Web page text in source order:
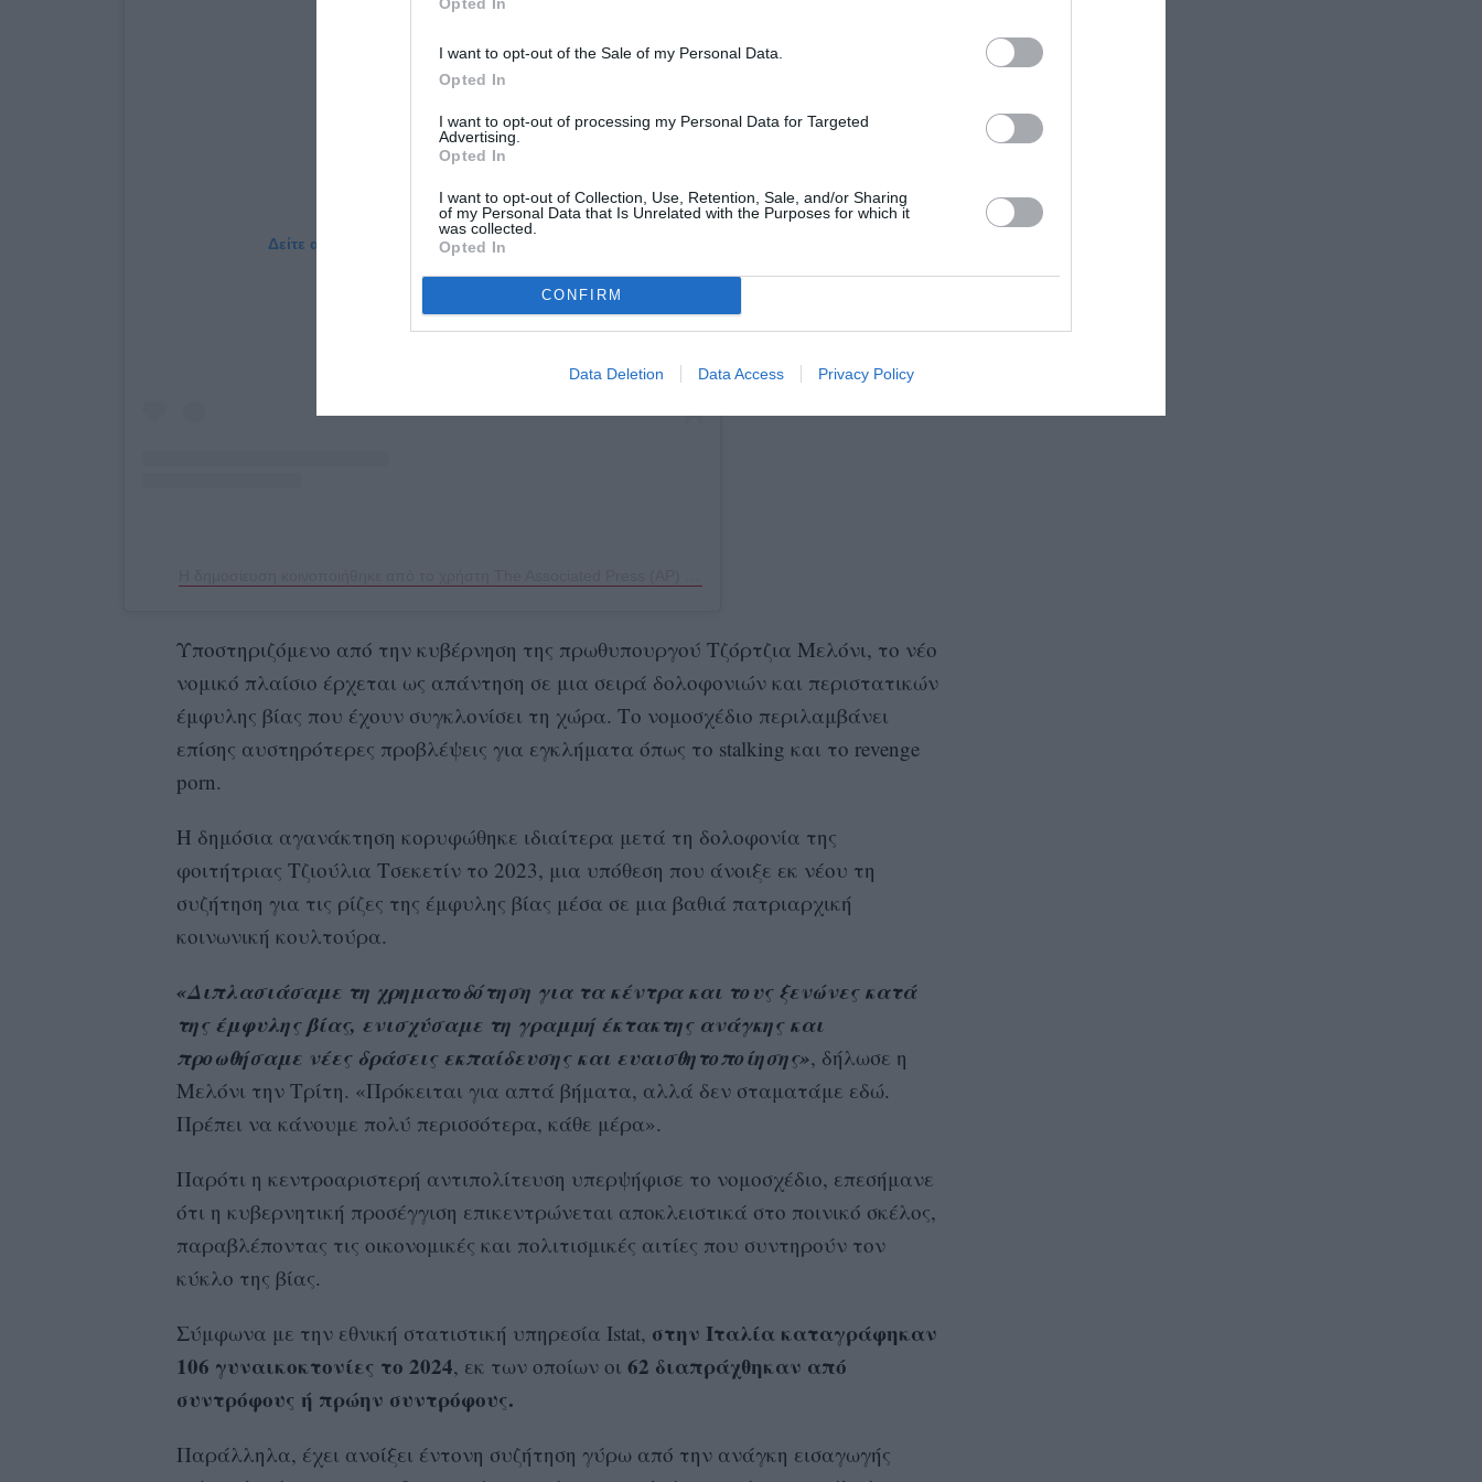
I want to opt-out of the Sale of my Personal Data.
Opted In
I want to opt-out of processing my Personal Data for Targeted
Advertising.
Opted In
I want to opt-out of Collection, Use, Retention, Sale, and/or Sharing
of my Personal Data that Is Unrelated with the Purposes for which it
was collected.
Opted In
CONFIRM
Data Deletion Data Access Privacy Policy
Δείτε αυτή τη δημοσίευση στο Instagram.
Υποστηριζόμενο από την κυβέρνηση της πρωθυπουργού Τζόρτζια Μελόνι, το νέο
νομικό πλαίσιο έρχεται ως απάντηση σε μια σειρά δολοφονιών και περιστατικών
έμφυλης βίας που έχουν συγκλονίσει τη χώρα. Το νομοσχέδιο περιλαμβάνει
επίσης αυστηρότερες προβλέψεις για εγκλήματα όπως το stalking και το revenge
porn.
Η δημόσια αγανάκτηση κορυφώθηκε ιδιαίτερα μετά τη δολοφονία της
φοιτήτριας Τζιούλια Τσεκετίν το 2023, μια υπόθεση που άνοιξε εκ νέου τη
συζήτηση για τις ρίζες της έμφυλης βίας μέσα σε μια βαθιά πατριαρχική
κοινωνική κουλτούρα.
«Διπλασιάσαμε τη χρηματοδότηση για τα κέντρα και τους ξενώνες κατά
της έμφυλης βίας, ενισχύσαμε τη γραμμή έκτακτης ανάγκης και
προωθήσαμε νέες δράσεις εκπαίδευσης και ευαισθητοποίησης», δήλωσε η
Μελόνι την Τρίτη. «Πρόκειται για απτά βήματα, αλλά δεν σταματάμε εδώ.
Πρέπει να κάνουμε πολύ περισσότερα, κάθε μέρα».
Παρότι η κεντροαριστερή αντιπολίτευση υπερψήφισε το νομοσχέδιο, επεσήμανε
ότι η κυβερνητική προσέγγιση επικεντρώνεται αποκλειστικά στο ποινικό σκέλος,
παραβλέποντας τις οικονομικές και πολιτισμικές αιτίες που συντηρούν τον
κύκλο της βίας.
Σύμφωνα με την εθνική στατιστική υπηρεσία Istat, στην Ιταλία καταγράφηκαν
106 γυναικοκτονίες το 2024, εκ των οποίων οι 62 διαπράχθηκαν από
συντρόφους ή πρώην συντρόφους.
Παράλληλα, έχει ανοίξει έντονη συζήτηση γύρω από την ανάγκη εισαγωγής